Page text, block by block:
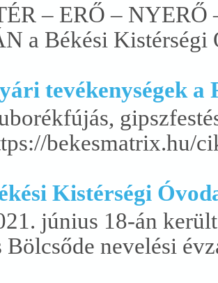
– ERŐ – NYERŐ
a Békési Kistérségi
tevékenységek a
bekesmatrix.hu/
Kistérségi
június 18-án
Bölcsőde nevelési